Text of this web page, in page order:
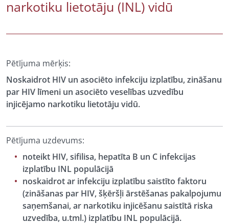
narkotiku lietotāju (INL) vidū
Pētījuma mērķis:
Noskaidrot HIV un asociēto infekciju izplatību, zināšanu
par HIV līmeni un asociēto veselības uzvedību
injicējamo narkotiku lietotāju vidū.
Pētījuma uzdevums:
noteikt HIV, sifilisa, hepatīta B un C infekcijas
izplatību INL populācijā
noskaidrot ar infekciju izplatību saistīto faktoru
(zināšanas par HIV, šķēršļi ārstēšanas pakalpojumu
saņemšanai, ar narkotiku injicēšanu saistītā riska
uzvedība, u.tml.) izplatību INL populācijā.